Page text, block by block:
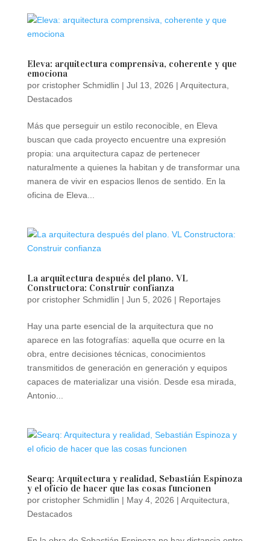
Eleva: arquitectura comprensiva, coherente y que
emociona
por cristopher Schmidlin | Jul 13, 2026 | Arquitectura
Destacados
Más que perseguir un estilo reconocible, en Eleva
buscan que cada proyecto encuentre una expresión
propia: una arquitectura capaz de pertenecer
naturalmente a quienes la habitan y de transformar una
manera de vivir en espacios llenos de sentido. En la
oficina de Eleva...
La arquitectura después del plano. VL
Constructora: Construir confianza
por cristopher Schmidlin | Jun 5, 2026 | Reportajes
Hay una parte esencial de la arquitectura que no
aparece en las fotografías: aquella que ocurre en la
obra, entre decisiones técnicas, conocimientos
transmitidos de generación en generación y equipos
capaces de materializar una visión. Desde esa mirada,
Antonio...
Searq: Arquitectura y realidad, Sebastián Espinoza
y el oficio de hacer que las cosas funcionen
por cristopher Schmidlin | May 4, 2026 | Arquitectura
Destacados